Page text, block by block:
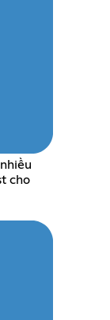
cho